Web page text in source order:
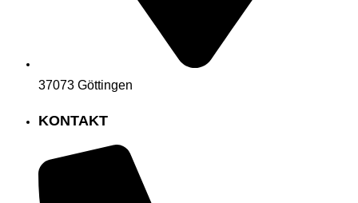
37073 Göttingen
KONTAKT